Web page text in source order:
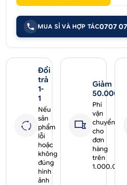
MUA SỈ VÀ HỢP TÁC0707
Đổi
trả
1-
1
Nếu
sản
phẩm
lỗi
hoặc
không
đúng
hình
ảnh
Giảm
50.000₫
Phí
vận
chuyển
cho
đơn
hàng
trên
1.000.000₫